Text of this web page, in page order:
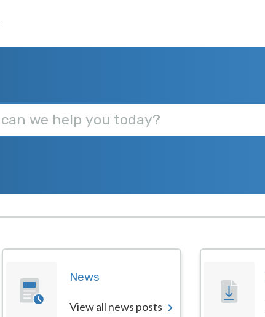
News
View all news posts